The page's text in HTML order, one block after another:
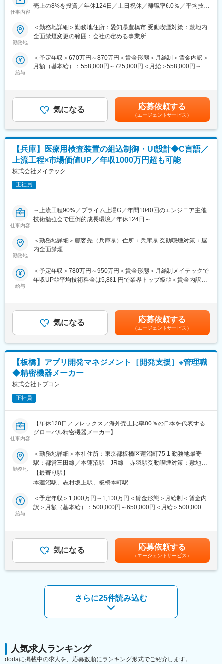
当社のヘルスケア事業は、早期診断から早期治療につなげるた
つなげていくデジタル技術を活用することで、医療従事者の抱え
る課題の解決を支援し、医療の質を向上させることをめざしてい
暮らせる生活の実現を目指しています。
・フレックス制度
業であり、製造、販売、サービスまでを一貫して手掛けることで
あらゆる顧客ニーズに応えられる強みを有しています。「見る・
測る・分析する」のコア技術を基盤に、医用・バイオ(分子診断)分
析装置、半導体検査装置、半導体製造装置、先端産業や社会イン
フラのソリューション事業等、最先端分野でリーディングカンパ
ニーとして事業を展開しています。
変更の範囲：会社の定める業務
仕事内容
売上の8%を投資／年休124日／土日祝休／離職率6.0％／平均技術
■職務内容：
との技術折衝業務もご担当いただきます。
頂くことでエレクトロニクス業界や制御に関わる製品へのご活躍
が期待できます。
■チーム構成：2～5人
■チーム構成内当社メンバー：1～2人
■主要取引先
株式会社デンソー／ソニーセミコンダクタソリューションズ株式
社
当社はエンジニア派遣に特化し、自動車、産業用機器、半導体、
情報通信機器などの企業に高度な技術力を提供しています。特に
＜教育・研修体制＞
長年構築してきた教育・研修体制により、エンジニアは常に顧客
力となる人材を育成します。さらに、コミュニケーション力や業
務推進力といった人間力も向上させ、現場のチーム力アップに貢
献しています。
変更の範囲：会社の定める業務
勤務地
＜勤務地詳細＞勤務地住所：愛知県豊橋市 受動喫煙対策：敷地内
全面禁煙変更の範囲：会社の定める事業所
給与
＜予定年収＞670万円～870万円＜賃金形態＞月給制＜賃金内訳＞
月額（基本給）：558,000円～725,000円＜月給＞558,000円～
気になる 応募依頼する
（エージェントサービス）
【兵庫】医療用検査装置の組込制御・UI設計◆C言語／
上流工程×市場価値UP／年収1000万円超も可能
株式会社メイテック
正社員
仕事内容
～上流工程90%／プライム上場G／年間1040回のエンジニア主催
技術勉強会で圧倒的成長環境／年休124日～
■業務内容：
医療用装置の組込制御（薬剤補給、検体搬送制御など）とUIの設
■製品：
医療用装置
■組織構成：
5～10名（MTエンジニア1名）
■得られる経験：
医療機器メーカーにおける組込制御設計にとどまらず、フロント
エンドの設計にも携われる経験を基に様々な業界・業種へのキャ
リアアップが見込めます。
◎年間1040回のエンジニア主催技術勉強会で圧倒的成長環境
◎業界や職種を超えたメイテックの仲間とつながり自主勉強会も
◎最先端の技術情報を知る担当営業とともに身に着けるべき技術
や経験すべき業界を考え、キャリアを形成できる戦略的ローテー
ション制度
◎配属先メーカーの現場新入社員OJT・技術指導を担うほどの技
術力への圧倒的信頼
◎技術単価平均5881円のハイレベルなPJTを担当可能
◎上流工程PJTが約90%
ソリューションズ株式会社、株式会社ニコン、株式会社日立ハイ
テク、本田技研工業株式会社、株式会社デンソーテン、株式会社
ＳＵＢＡＲＵ、ヤマハ発動機株式会社、トヨタ自動車株式会社等
勤務地
＜勤務地詳細＞顧客先（兵庫県）住所：兵庫県 受動喫煙対策：屋
内全面禁煙
給与
＜予定年収＞780万円～950万円＜賃金形態＞月給制メイテックで
年収UP◎平均技術料金は5,881 円で業界トップ級◎＜賃金内訳＞
通信手当賃金はあくまでも目安の金額であり、選考を通じて上下
する可能性があります。月給(月額)は固定手当を含めた表記です。
気になる 応募依頼する
（エージェントサービス）
【板橋】アプリ開発マネジメント［開発支援］※管理職
◆精密機器メーカー
株式会社トプコン
正社員
仕事内容
【年休128日／フレックス／海外売上比率80％の日本を代表する
グローバル精密機器メーカー】
【業務内容】
1）新規・既存ソフトウエア製品の設計・開発のマネジメント
（50％）
ソフトウェア設計・開発プロジェクトにおける計画の立案、リソ
ースの管理、課題解決の主導、他部署とのコミュニケーション等
によりプロジェクトを目標通りに進める。また、ソフトウェア開
発チームにおけるチームの取りまとめや技術的サポート、後進の
2）ソフトウェア開発技術調査（30％）
ソフトウェア開発における世の中の動向を調査し、ソフトウェア
眼科医療機器の市場動向を常に把握するために学会（臨床眼科学
会、日本眼科学会など）や展示会（Japan IT Week、Medtec
Japan等）を利用して情報を取得し、開発するソフトウエアの競
合優位を実現する。医療機器ソフトウェアの開発に関係する規
制・規格を調査し、規格適合に関するの施策を立案・遂行する。
当社におけるソフトウェア開発プロセスを分析し、その業務改善
を提案・遂行する。
勤務地
＜勤務地詳細＞本社住所：東京都板橋区蓮沼町75-1 勤務地最寄
駅：都営三田線／本蓮沼駅 JR線 赤羽駅受動喫煙対策：敷地内
全面禁煙変更の範囲：会社の定める事業所（リモートワーク含
む）
【最寄り駅】
本蓮沼駅、志村坂上駅、板橋本町駅
給与
＜予定年収＞1,000万円～1,100万円＜賃金形態＞月給制＜賃金内
訳＞月額（基本給）：500,000円～650,000円＜月給＞500,000円
与：年2回（7月・12月※2025年度実績4.61か月）■年収例：
SE（＝シニアエキスパート）・課長：1000～1100万賃金はあく
までも目安の金額であり、選考を通じて上下する可能性がありま
す。月給(月額)は固定手当を含めた表記です。
気になる 応募依頼する
（エージェントサービス）
さらに25件読み込む
人気求人ランキング
dodaに掲載中の求人を、応募数順にランキング形式でご紹介します。